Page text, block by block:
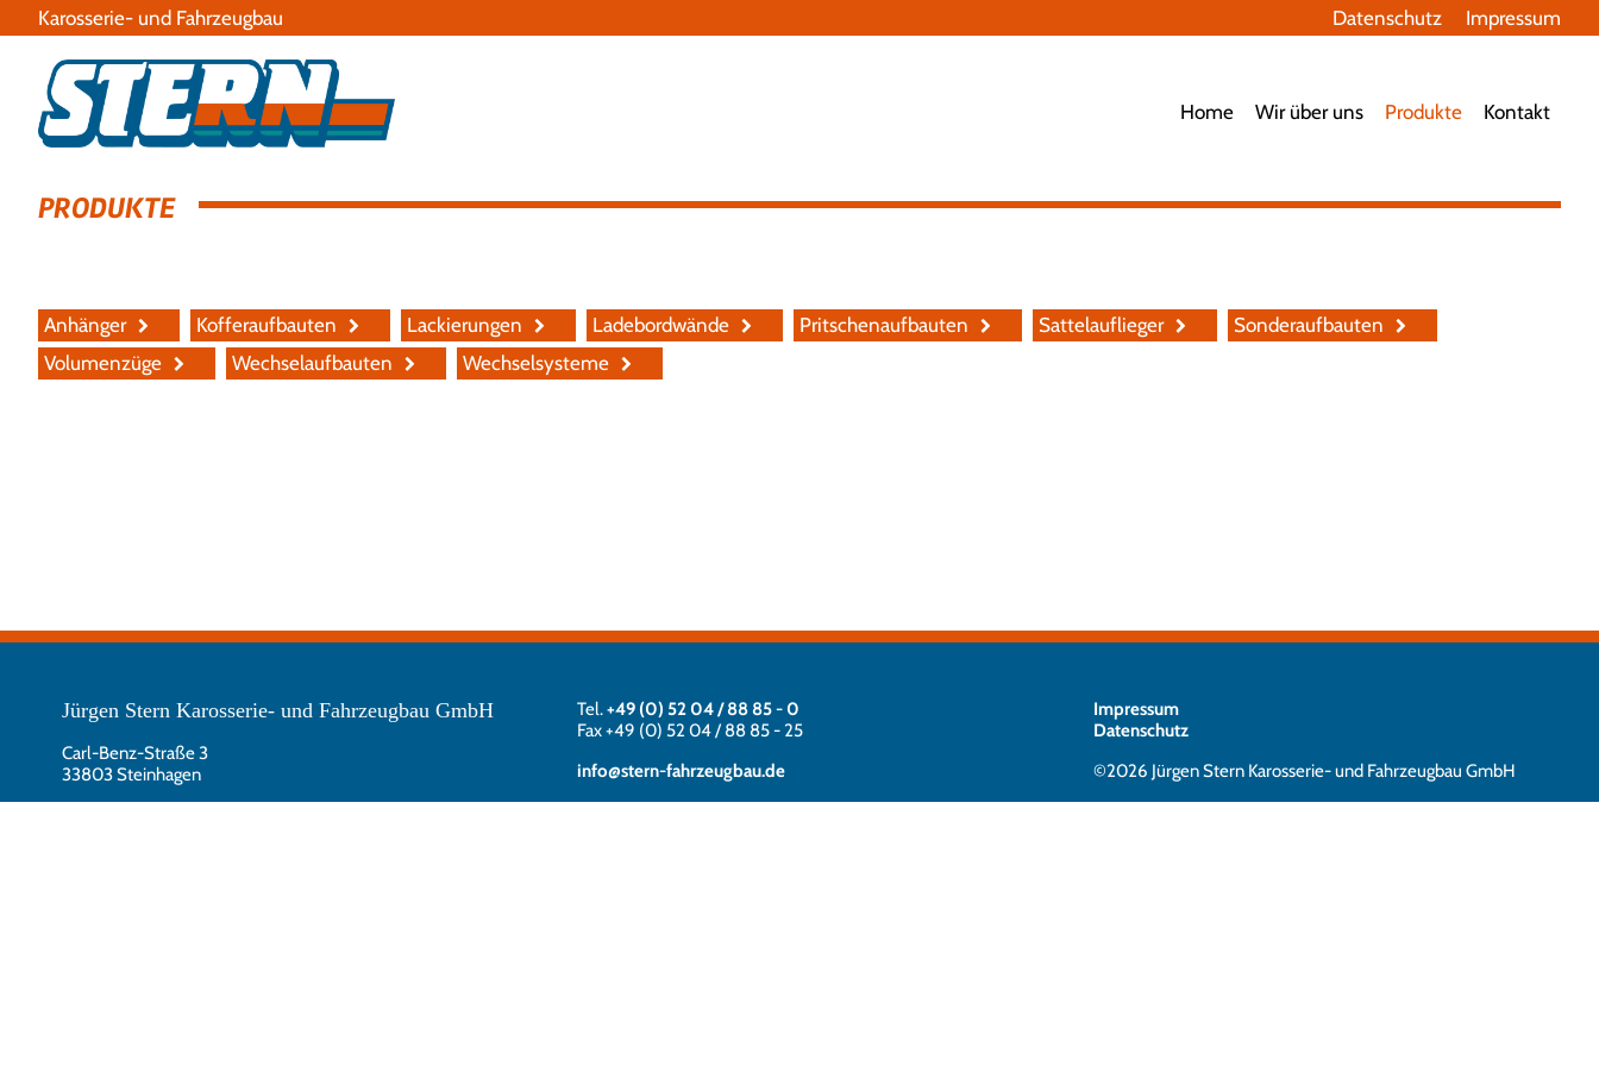
Karosserie- und Fahrzeugbau Datenschutz
Impressum
Home
Wir über uns Produkte Kontakt
PRODUKTE
Navigation
überspringen
Anhänger Kofferaufbauten Lackierungen Ladebordwände Pritschenaufbauten Sattelauflieger
Sonderaufbauten
Volumenzüge
Wechselaufbauten Wechselsysteme
Jürgen Stern Karosserie- und Fahrzeugbau GmbH
Carl-Benz-Straße 3
33803 Steinhagen
Tel.+49 (0) 52 04 / 88 85 - 0
Fax +49 (0) 52 04 / 88 85 - 25
info@stern-fahrzeugbau.de
Impressum
Datenschutz
©2026 Jürgen Stern Karosserie- und Fahrzeugbau GmbH